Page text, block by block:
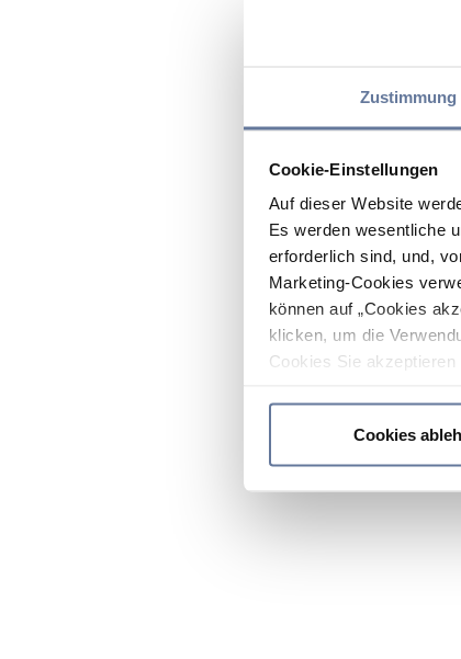
Zustimmung
Cookie-Einstellungen
Auf dieser Website
Es werden wesentliche
erforderlich sind, und,
Marketing-Cookies
können auf „Cookies
klicken, um die
Cookies Sie
Cookies